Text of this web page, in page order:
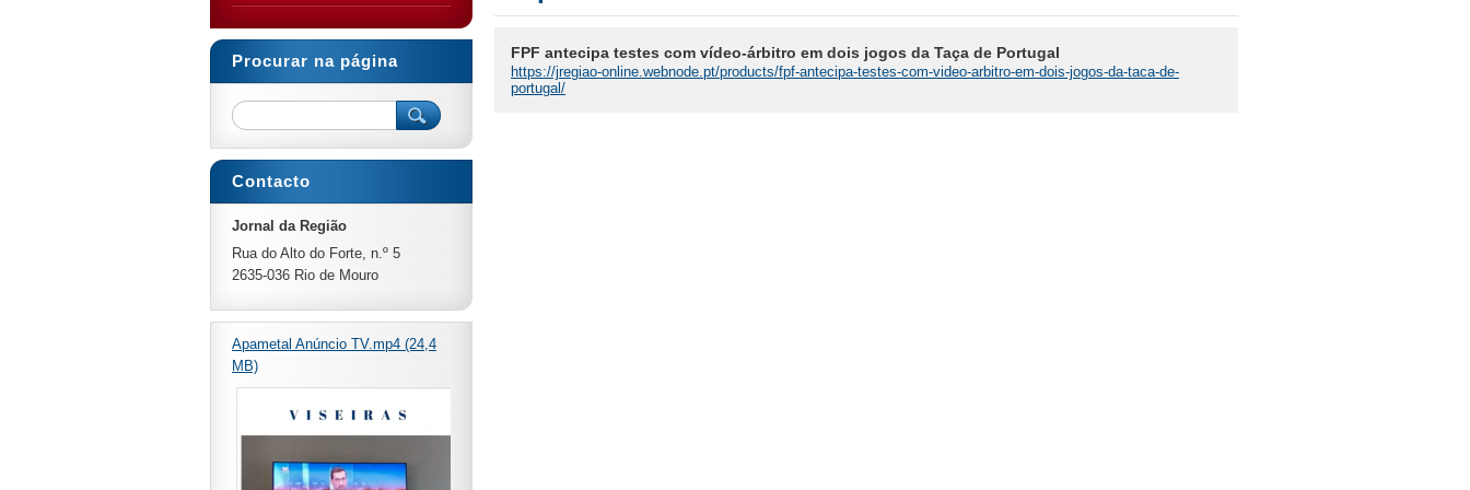
FPF antecipa testes com vídeo-árbitro em dois jogos da Taça de Portugal
https://jregiao-online.webnode.pt/products/fpf-antecipa-testes-com-video-arbitro-em-dois-jogos-da-taca-de-
portugal/
Procurar na página
Contacto
Jornal da Região
Rua do Alto do Forte, n.º 5
2635-036 Rio de Mouro
Apametal Anúncio TV.mp4 (24,4
MB)